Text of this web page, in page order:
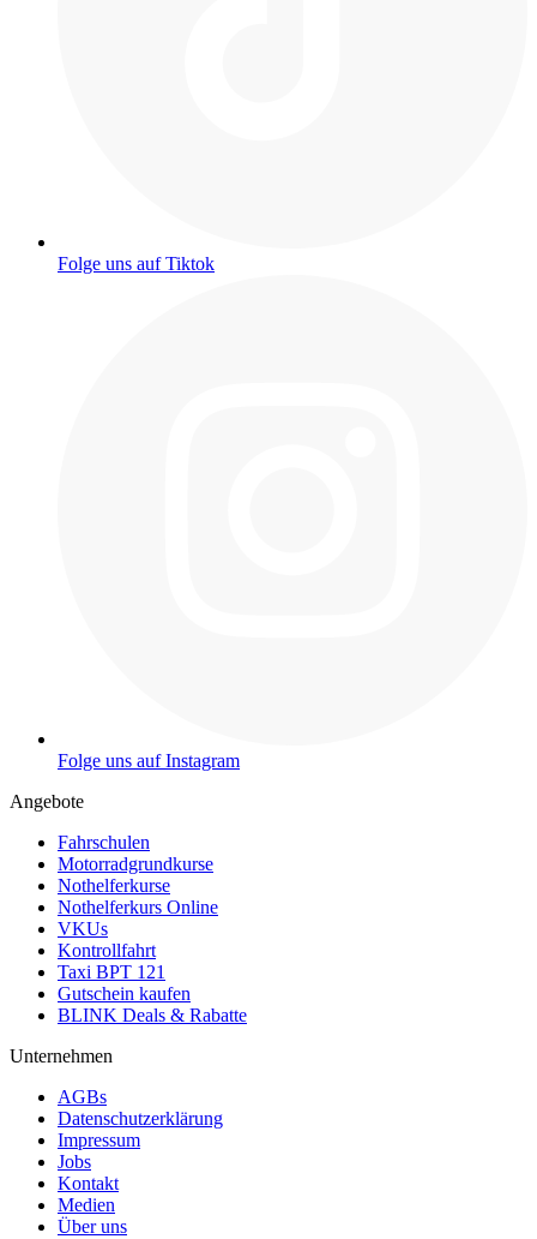
Folge uns auf Tiktok
Folge uns auf Instagram
Angebote
Fahrschulen
Motorradgrundkurse
Nothelferkurse
Nothelferkurs Online
VKUs
Kontrollfahrt
Taxi BPT 121
Gutschein kaufen
BLINK Deals & Rabatte
Unternehmen
AGBs
Datenschutzerklärung
Impressum
Jobs
Kontakt
Medien
Über uns